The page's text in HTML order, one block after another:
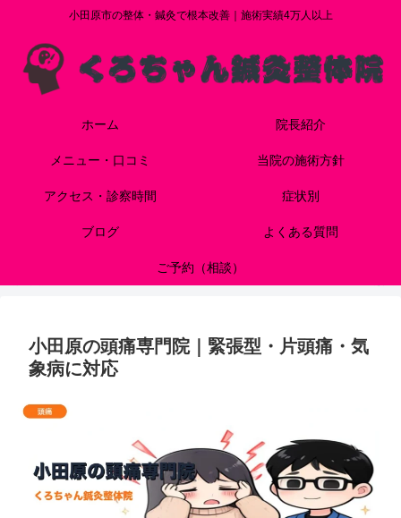
小田原市の整体・鍼灸で根本改善｜施術実績4万人以上
ホーム 院長紹介
メニュー・口コミ 当院の施術方針
アクセス・診察時間 症状別
ブログ よくある質問
ご予約（相談）
小田原の頭痛専門院｜緊張型・片頭痛・気
象病に対応